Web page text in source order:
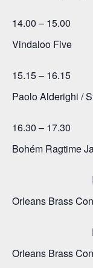
14.00 –
Vindaloo Five
15.15 –
Paolo Alderighi /
16.30 –
Bohém Ragtime
In den
Orleans Brass
Durante le
Orleans Brass